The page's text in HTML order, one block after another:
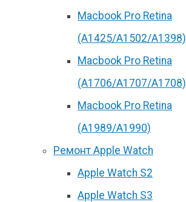
Macbook Pro Retina
(А1425/A1502/A1398)
Macbook Pro Retina
(А1706/A1707/A1708)
Macbook Pro Retina
(А1989/A1990)
Ремонт Apple Watch
Apple Watch S2
Apple Watch S3